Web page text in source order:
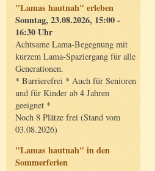
"Lamas hautnah" erleben
Sonntag, 23.08.2026, 15:00 -
16:30 Uhr
Achtsame Lama-Begegnung mit
kurzem Lama-Spaziergang für alle
Generationen.
* Barrierefrei * Auch für Senioren
und für Kinder ab 4 Jahren
geeignet *
Noch 8 Plätze frei (Stand vom
03.08.2026)
"Lamas hautnah" in den
Sommerferien